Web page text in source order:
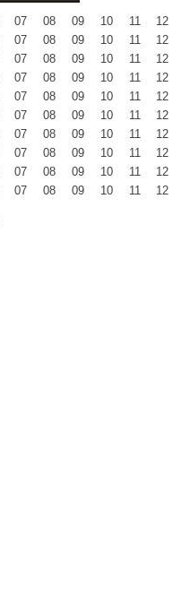
07 08 09 10 11
12
07 08 09 10 11
12
07 08 09 10 11
12
07 08 09 10 11
12
07 08 09 10 11
12
07 08 09 10 11
12
07 08 09 10 11
12
07 08 09 10 11
12
07 08 09 10 11
12
07 08 09 10 11 12